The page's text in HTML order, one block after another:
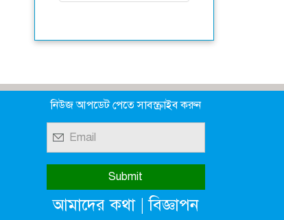
নিউজ আপডেট পেতে সাবস্ক্রাইব করুন
আমাদের কথা|বিজ্ঞাপন